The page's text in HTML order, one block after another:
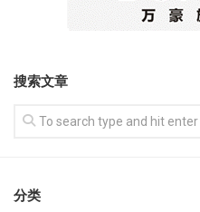
搜索文章
分类